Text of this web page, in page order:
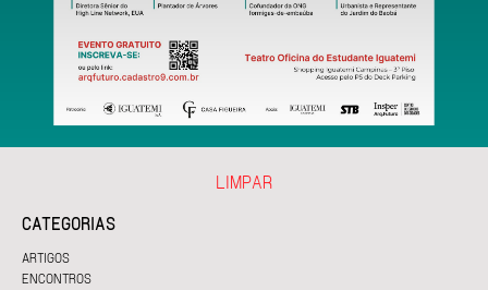
CATEGORIAS
ARTIGOS
ENCONTROS
LIMPAR